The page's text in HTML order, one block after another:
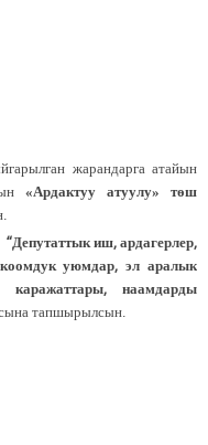
жарандарга атайын
«Ардактуу атуулу» төш
“Депутаттык иш, ардагерлер,
уюмдар, эл аралык
наамдарды
тапшырылсын.